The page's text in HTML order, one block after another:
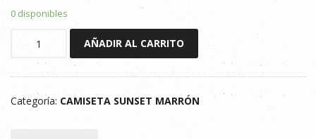
0 disponibles
SUN"SET"
AÑADIR AL CARRITO
Categoría: CAMISETA SUNSET MARRÓN